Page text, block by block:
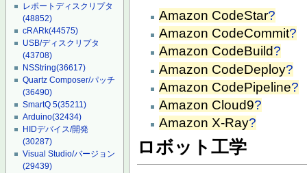
レポートディスクリプタ
(48852)
cRARk(44575)
USB/ディスクリプタ
(43708)
NSString(36617)
Quartz Composer/パッチ
(36490)
SmartQ 5(35211)
Arduino(32434)
HIDデバイス/開発
(30287)
Visual Studio/バージョン
(29439)
Amazon CodeStar?
Amazon CodeCommit?
Amazon CodeBuild?
Amazon CodeDeploy?
Amazon CodePipeline?
Amazon Cloud9?
Amazon X-Ray?
ロボット工学